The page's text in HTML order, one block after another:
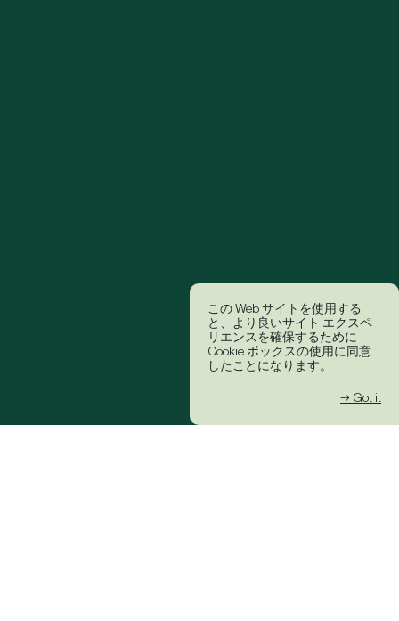
この Web サイトを使用する
と、より良いサイト エクスペ
リエンスを確保するために
Cookie ボックスの使用に同意
したことになります。
→ Got it